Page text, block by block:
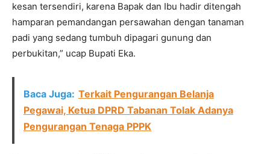
kesan tersendiri, karena Bapak dan Ibu hadir ditengah
hamparan pemandangan persawahan dengan tanaman
padi yang sedang tumbuh dipagari gunung dan
perbukitan,” ucap Bupati Eka.
Baca Juga: Terkait Pengurangan Belanja
Pegawai, Ketua DPRD Tabanan Tolak Adanya
Pengurangan Tenaga PPPK